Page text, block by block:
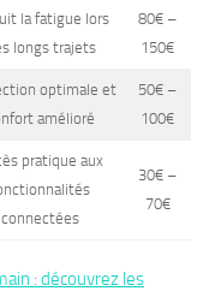
la fatigue lors
longs trajets
80€ –
150€
optimale et
amélioré
50€ –
100€
pratique aux
connectées
30€ –
70€
: découvrez les